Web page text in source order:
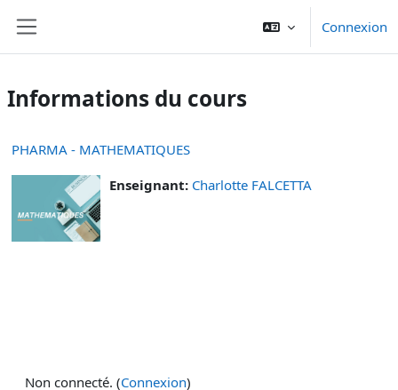
Connexion
Informations du cours
PHARMA - MATHEMATIQUES
Enseignant: Charlotte FALCETTA
Non connecté. (Connexion)